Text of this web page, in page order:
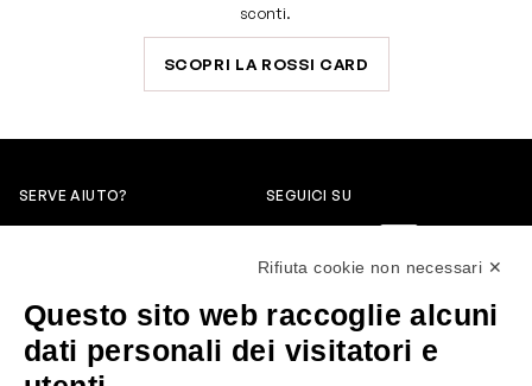
sconti.
SCOPRI LA ROSSI CARD
SERVE AIUTO?
servizioclienti@rossiprofumi.it
SEGUICI SU
Rifiuta cookie non necessari ✕
Questo sito web raccoglie alcuni
dati personali dei visitatori e